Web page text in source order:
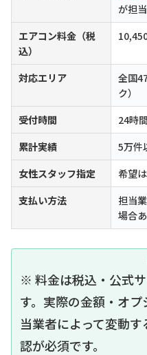
が担当
エアコン料金（税
込）
対応エリア
全国
ク）
受付時間
24時
累計実績
5万件
女性スタッフ指定
希望
支払い方法
担当
場合あ
※ 料金は税込・公式
す。実際の金額・オ
当業者によって変動
認が必須です。